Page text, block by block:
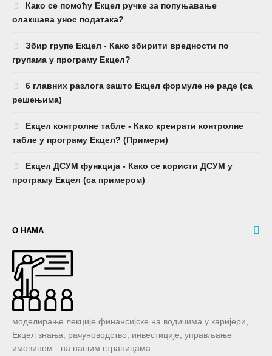
Како се помоћу Екцел ручке за попуњавање
олакшава унос података?
Збир групе Екцел - Како збирити вредности по
групама у програму Екцел?
6 главних разлога зашто Екцел формуле не раде (са
решењима)
Екцел контролне табле - Како креирати контролне
табле у програму Екцел? (Примери)
Екцел ДСУМ функција - Како се користи ДСУМ у
програму Екцел (са примером)
О НАМА
моделирање лекције финансијске на водичима у каријери,
Екцел знања, рачуноводство, инвестиције, управљање
имовином - на нашим страницама